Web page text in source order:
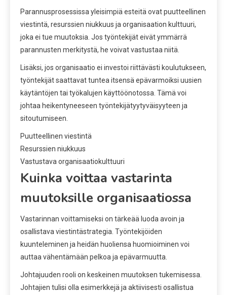
Parannusprosessissa yleisimpiä esteitä ovat puutteellinen
viestintä, resurssien niukkuus ja organisaation kulttuuri,
joka ei tue muutoksia. Jos työntekijät eivät ymmärrä
parannusten merkitystä, he voivat vastustaa niitä.
Lisäksi, jos organisaatio ei investoi riittävästi koulutukseen,
työntekijät saattavat tuntea itsensä epävarmoiksi uusien
käytäntöjen tai työkalujen käyttöönotossa. Tämä voi
johtaa heikentyneeseen työntekijätyytyväisyyteen ja
sitoutumiseen.
Puutteellinen viestintä
Resurssien niukkuus
Vastustava organisaatiokulttuuri
Kuinka voittaa vastarinta
muutoksille organisaatiossa
Vastarinnan voittamiseksi on tärkeää luoda avoin ja
osallistava viestintästrategia. Työntekijöiden
kuunteleminen ja heidän huoliensa huomioiminen voi
auttaa vähentämään pelkoa ja epävarmuutta.
Johtajuuden rooli on keskeinen muutoksen tukemisessa.
Johtajien tulisi olla esimerkkejä ja aktiivisesti osallistua